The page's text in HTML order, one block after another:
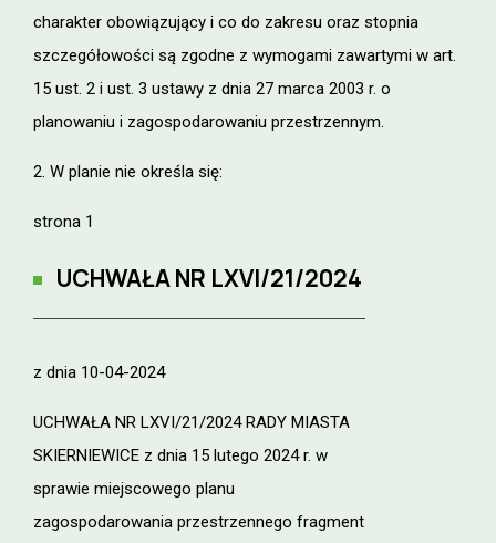
charakter obowiązujący i co do zakresu oraz stopnia
szczegółowości są zgodne z wymogami zawartymi w art.
15 ust. 2 i ust. 3 ustawy z dnia 27 marca 2003 r. o
planowaniu i zagospodarowaniu przestrzennym.
2. W planie nie określa się:
strona 1
UCHWAŁA NR LXVI/21/2024
z dnia 10-04-2024
UCHWAŁA NR LXVI/21/2024 RADY MIASTA
SKIERNIEWICE z dnia 15 lutego 2024 r. w
sprawie miejscowego planu
zagospodarowania przestrzennego fragment